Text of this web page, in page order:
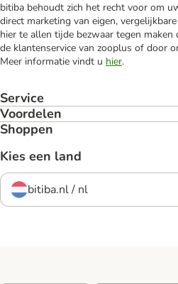
bitiba behoudt zich het recht voor om
direct marketing van eigen,
hier te allen tijde bezwaar tegen
de klantenservice van zooplus of door
Meer informatie vindt u hier.
Service
Voordelen
Shoppen
Kies een land
bitiba.nl / nl